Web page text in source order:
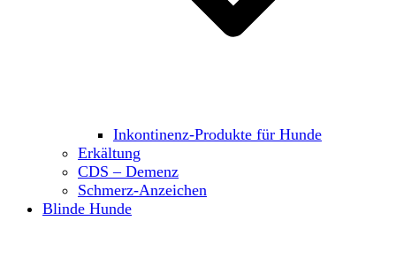
Inkontinenz-Produkte für Hunde
Erkältung
CDS – Demenz
Schmerz-Anzeichen
Blinde Hunde